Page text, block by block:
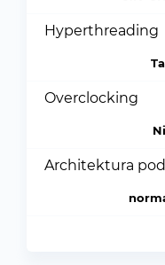
Hyperthreading
Overclocking
Architektura